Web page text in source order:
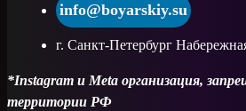
info@boyarskiy.su
г. Санкт-Петербург
*Instagram и Meta организация,
территории РФ